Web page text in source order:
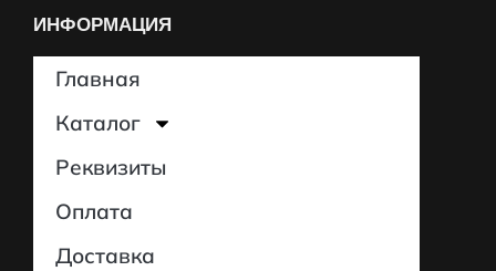
ИНФОРМАЦИЯ
Главная
Каталог
Реквизиты
Оплата
Доставка